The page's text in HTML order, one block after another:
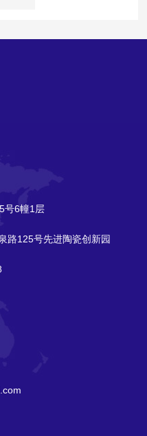
号6幢1层
路125号先进陶瓷创新园